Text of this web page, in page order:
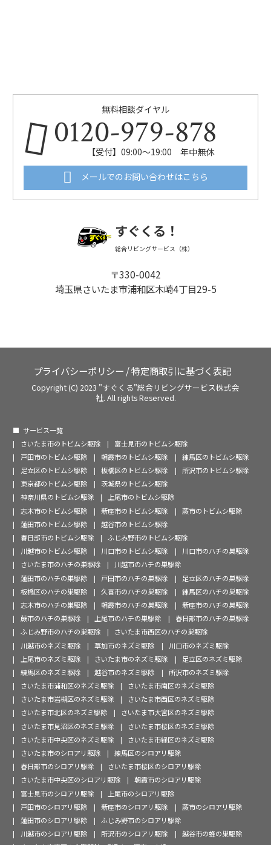
無料相談ダイヤル
0120-979-878
【受付】09:00～19:00 年中無休
メールでのお問い合わせはこちら
すぐくる！
総合リビングサービス（株）
〒330-0042
埼玉県さいたま市浦和区木崎4丁目29-5
プライバシーポリシー /特定商取引に基づく表記
Copyright (C) 2023 "すぐくる"総合リビングサービス株式会
社. All rights Reserved.
サービス一覧
さいたま市のトビムシ駆除
富士見市のトビムシ駆除
戸田市のトビムシ駆除
朝霞市のトビムシ駆除
練馬区のトビムシ駆除
足立区のトビムシ駆除
板橋区のトビムシ駆除
所沢市のトビムシ駆除
東京都のトビムシ駆除
茨城県のトビムシ駆除
神奈川県のトビムシ駆除
上尾市のトビムシ駆除
志木市のトビムシ駆除
新座市のトビムシ駆除
蕨市のトビムシ駆除
蓮田市のトビムシ駆除
越谷市のトビムシ駆除
春日部市のトビムシ駆除
ふじみ野市のトビムシ駆除
川越市のトビムシ駆除
川口市のトビムシ駆除
川口市のハチの巣駆除
さいたま市のハチの巣駆除
川越市のハチの巣駆除
蓮田市のハチの巣駆除
戸田市のハチの巣駆除
足立区のハチの巣駆除
板橋区のハチの巣駆除
久喜市のハチの巣駆除
練馬区のハチの巣駆除
志木市のハチの巣駆除
朝霞市のハチの巣駆除
新座市のハチの巣駆除
蕨市のハチの巣駆除
上尾市のハチの巣駆除
春日部市のハチの巣駆除
ふじみ野市のハチの巣駆除
さいたま市西区のハチの巣駆除
川越市のネズミ駆除
草加市のネズミ駆除
川口市のネズミ駆除
上尾市のネズミ駆除
さいたま市のネズミ駆除
足立区のネズミ駆除
練馬区のネズミ駆除
越谷市のネズミ駆除
所沢市のネズミ駆除
さいたま市浦和区のネズミ駆除
さいたま市南区のネズミ駆除
さいたま市岩槻区のネズミ駆除
さいたま市西区のネズミ駆除
さいたま市北区のネズミ駆除
さいたま市大宮区のネズミ駆除
さいたま市見沼区のネズミ駆除
さいたま市桜区のネズミ駆除
さいたま市中央区のネズミ駆除
さいたま市緑区のネズミ駆除
さいたま市のシロアリ駆除
練馬区のシロアリ駆除
春日部市のシロアリ駆除
さいたま市桜区のシロアリ駆除
さいたま市中央区のシロアリ駆除
朝霞市のシロアリ駆除
富士見市のシロアリ駆除
上尾市のシロアリ駆除
戸田市のシロアリ駆除
新座市のシロアリ駆除
蕨市のシロアリ駆除
蓮田市のシロアリ駆除
ふじみ野市のシロアリ駆除
川越市のシロアリ駆除
所沢市のシロアリ駆除
越谷市の蜂の巣駆除